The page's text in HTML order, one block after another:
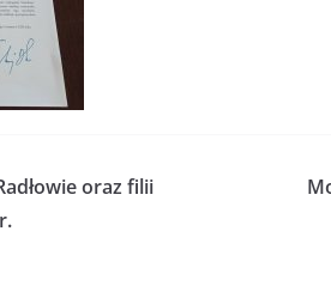
oraz filii